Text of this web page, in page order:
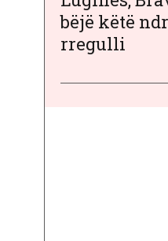
bëjë këtë
rregulli